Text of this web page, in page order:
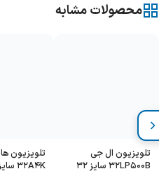
محصولات مشابه
تلویزیون ال جی
32LP500B سایز 32
تلویزیون
32A4K سایز 32 اینچ